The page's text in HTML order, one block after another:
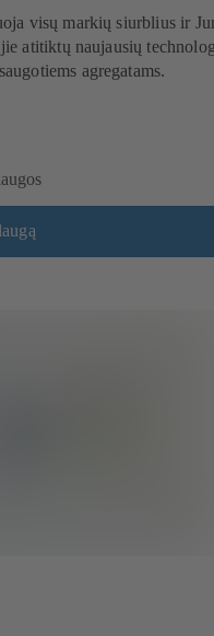
visų markių siurblius ir
atitiktų naujausių
agregatams.